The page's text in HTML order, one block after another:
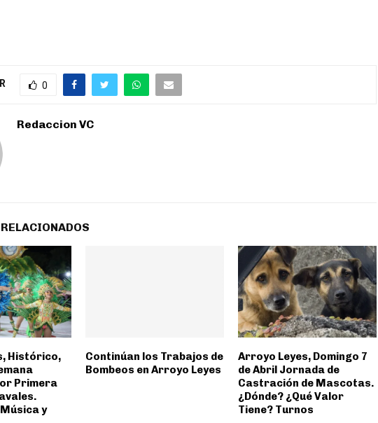
0
Redaccion VC
Histórico,
Primera
y
Continúan los Trabajos de
Bombeos en Arroyo Leyes
Arroyo Leyes, Domingo 7
de Abril Jornada de
Castración de Mascotas.
¿Dónde? ¿Qué Valor
Tiene? Turnos